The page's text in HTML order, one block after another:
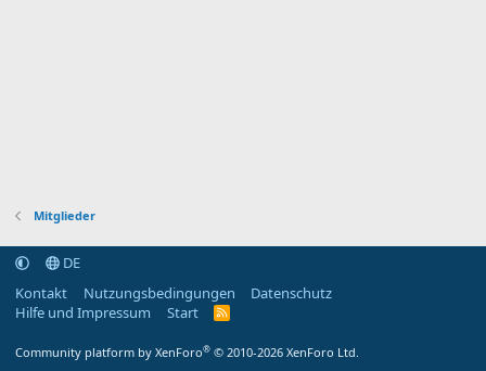
Mitglieder
DE
Kontakt
Nutzungsbedingungen
Datenschutz
Hilfe und Impressum
Start
R
Community platform by XenForo® © 2010-2026 XenForo Ltd.